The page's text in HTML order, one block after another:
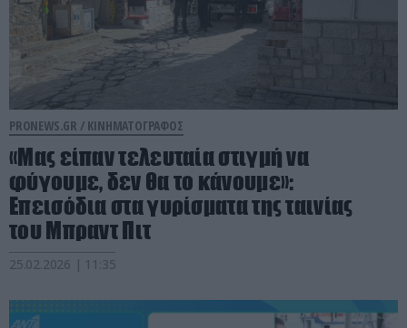
PRONEWS.GR / ΚΙΝΗΜΑΤΟΓΡΑΦΟΣ
«Μας είπαν τελευταία στιγμή να
φύγουμε, δεν θα το κάνουμε»:
Επεισόδια στα γυρίσματα της ταινίας
του Μπραντ Πιτ
25.02.2026 | 11:35